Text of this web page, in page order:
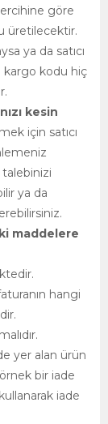
göre
üretilecektir.
ya da satıcı
kargo kodu hiç
kesin
için satıcı
talebinizi
ya da
maddelere
hangi
yer alan ürün
bir iade
iade